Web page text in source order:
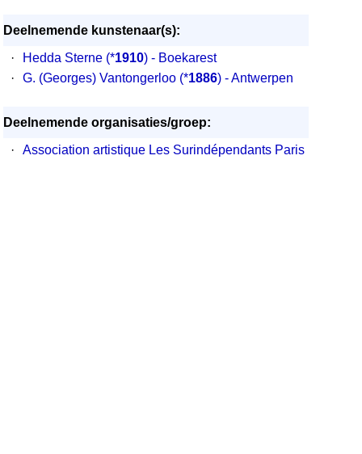
Deelnemende kunstenaar(s):
·
Hedda Sterne (*1910) - Boekarest
·
G. (Georges) Vantongerloo (*1886) - Antwerpen
Deelnemende organisaties/groep:
·
Association artistique Les Surindépendants Paris